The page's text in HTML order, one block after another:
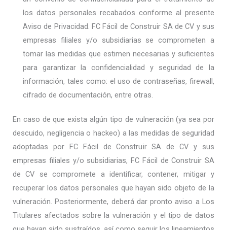
los datos personales recabados conforme al presente
Aviso de Privacidad. FC Fácil de Construir SA de CV y sus
empresas filiales y/o subsidiarias se comprometen a
tomar las medidas que estimen necesarias y suficientes
para garantizar la confidencialidad y seguridad de la
información, tales como: el uso de contraseñas, firewall,
cifrado de documentación, entre otras.
En caso de que exista algún tipo de vulneración (ya sea por
descuido, negligencia o hackeo) a las medidas de seguridad
adoptadas por FC Fácil de Construir SA de CV y sus
empresas filiales y/o subsidiarias, FC Fácil de Construir SA
de CV se compromete a identificar, contener, mitigar y
recuperar los datos personales que hayan sido objeto de la
vulneración. Posteriormente, deberá dar pronto aviso a Los
Titulares afectados sobre la vulneración y el tipo de datos